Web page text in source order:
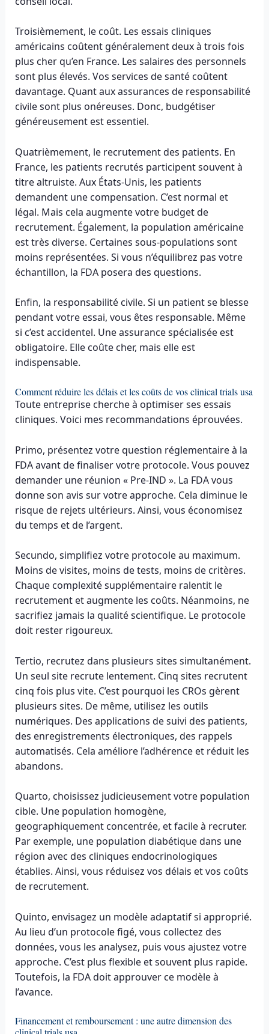
Troisièmement, le coût. Les essais cliniques
américains coûtent généralement deux à trois fois
plus cher qu’en France. Les salaires des personnels
sont plus élevés. Vos services de santé coûtent
davantage. Quant aux assurances de responsabilité
civile sont plus onéreuses. Donc, budgétiser
généreusement est essentiel.
Quatrièmement, le recrutement des patients. En
France, les patients recrutés participent souvent à
titre altruiste. Aux États-Unis, les patients
demandent une compensation. C’est normal et
légal. Mais cela augmente votre budget de
recrutement. Également, la population américaine
est très diverse. Certaines sous-populations sont
moins représentées. Si vous n’équilibrez pas votre
échantillon, la FDA posera des questions.
Enfin, la responsabilité civile. Si un patient se blesse
pendant votre essai, vous êtes responsable. Même
si c’est accidentel. Une assurance spécialisée est
obligatoire. Elle coûte cher, mais elle est
indispensable.
Comment réduire les délais et les coûts de vos clinical trials usa
Toute entreprise cherche à optimiser ses essais
cliniques. Voici mes recommandations éprouvées.
Primo, présentez votre question réglementaire à la
FDA avant de finaliser votre protocole. Vous pouvez
demander une réunion « Pre-IND ». La FDA vous
donne son avis sur votre approche. Cela diminue le
risque de rejets ultérieurs. Ainsi, vous économisez
du temps et de l’argent.
Secundo, simplifiez votre protocole au maximum.
Moins de visites, moins de tests, moins de critères.
Chaque complexité supplémentaire ralentit le
recrutement et augmente les coûts. Néanmoins, ne
sacrifiez jamais la qualité scientifique. Le protocole
doit rester rigoureux.
Tertio, recrutez dans plusieurs sites simultanément.
Un seul site recrute lentement. Cinq sites recrutent
cinq fois plus vite. C’est pourquoi les CROs gèrent
plusieurs sites. De même, utilisez les outils
numériques. Des applications de suivi des patients,
des enregistrements électroniques, des rappels
automatisés. Cela améliore l’adhérence et réduit les
abandons.
Quarto, choisissez judicieusement votre population
cible. Une population homogène,
geographiquement concentrée, et facile à recruter.
Par exemple, une population diabétique dans une
région avec des cliniques endocrinologiques
établies. Ainsi, vous réduisez vos délais et vos coûts
de recrutement.
Quinto, envisagez un modèle adaptatif si approprié.
Au lieu d’un protocole figé, vous collectez des
données, vous les analysez, puis vous ajustez votre
approche. C’est plus flexible et souvent plus rapide.
Toutefois, la FDA doit approuver ce modèle à
l’avance.
Financement et remboursement : une autre dimension des